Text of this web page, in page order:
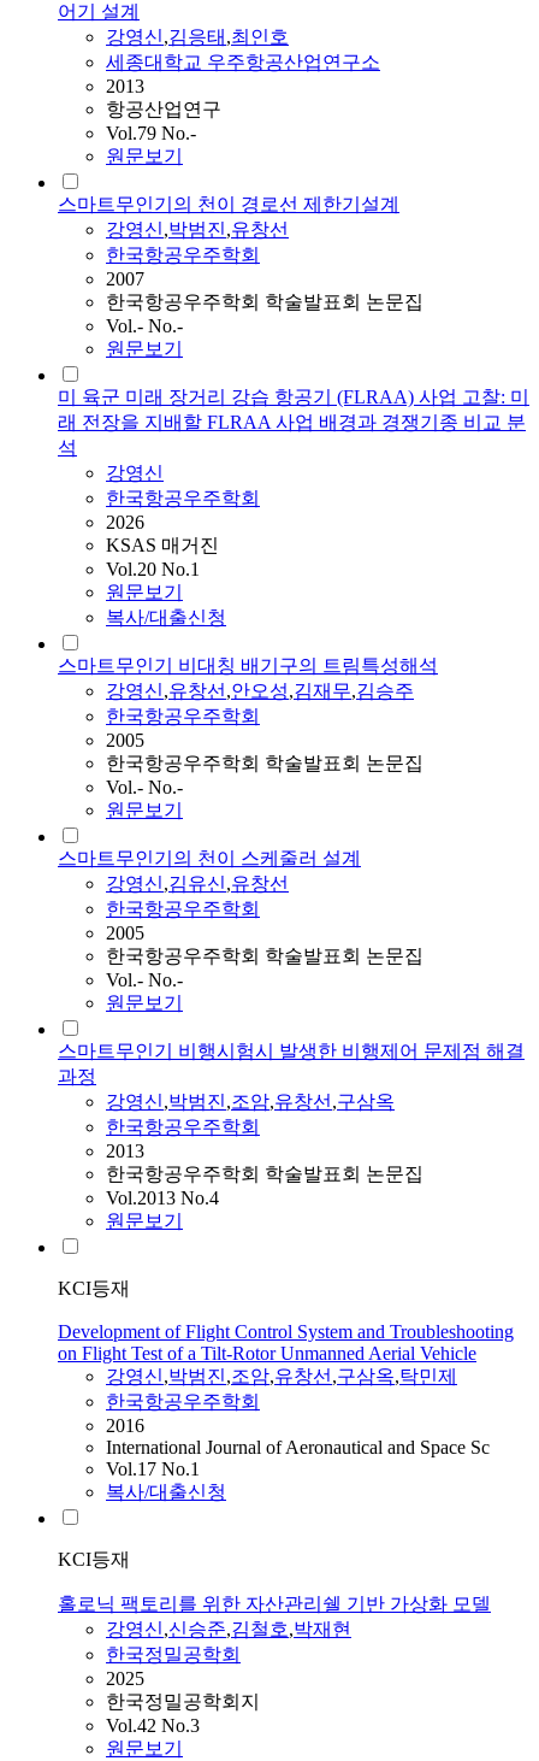
어기 설계
강영신,김응태 ,최인호
세종대학교 우주항공산업연구소
2013
항공산업연구
Vol.79 No.-
원문보기
스마트무인기의 천이 경로선 제한기설계
강영신,박범진,유창선
한국항공우주학회
2007
한국항공우주학회 학술발표회 논문집
Vol.- No.-
원문보기
미 육군 미래 장거리 강습 항공기 (FLRAA) 사업 고찰: 미
래 전장을 지배할 FLRAA 사업 배경과 경쟁기종 비교 분
석
강영신
한국항공우주학회
2026
KSAS 매거진
Vol.20 No.1
원문보기
복사/대출신청
스마트무인기 비대칭 배기구의 트림특성해석
강영신,유창선,안오성,김재무,김승주
한국항공우주학회
2005
한국항공우주학회 학술발표회 논문집
Vol.- No.-
원문보기
스마트무인기의 천이 스케줄러 설계
강영신,김유신,유창선
한국항공우주학회
2005
한국항공우주학회 학술발표회 논문집
Vol.- No.-
원문보기
스마트무인기 비행시험시 발생한 비행제어 문제점 해결
과정
강영신,박범진,조암,유창선,구삼옥
한국항공우주학회
2013
한국항공우주학회 학술발표회 논문집
Vol.2013 No.4
원문보기
KCI등재
Development of Flight Control System and Troubleshooting
on Flight Test of a Tilt-Rotor Unmanned Aerial Vehicle
강영신,박범진,조암,유창선,구삼옥,탁민제
한국항공우주학회
2016
International Journal of Aeronautical and Space Sc
Vol.17 No.1
복사/대출신청
KCI등재
홀로닉 팩토리를 위한 자산관리쉘 기반 가상화 모델
강영신,신승준,김철호,박재현
한국정밀공학회
2025
한국정밀공학회지
Vol.42 No.3
원문보기